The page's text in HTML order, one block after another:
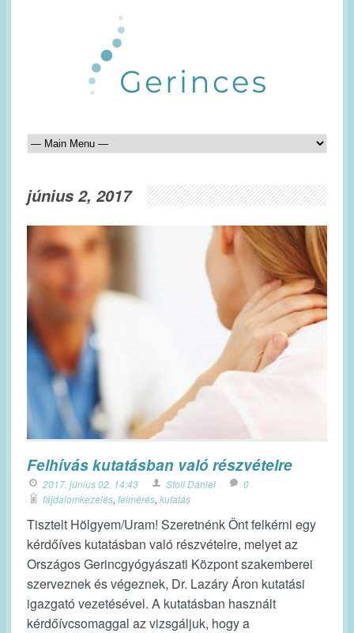
június 2, 2017
Felhívás kutatásban való részvételre
2017. június 02. 14:43 Stoll Dániel
0
fájdalomkezelés, felmérés, kutatás
Tisztelt Hölgyem/Uram! Szeretnénk Önt felkérni egy
kérdőíves kutatásban való részvételre, melyet az
Országos Gerincgyógyászati Központ szakemberei
szerveznek és végeznek, Dr. Lazáry Áron kutatási
igazgató vezetésével. A kutatásban használt
kérdőívcsomaggal az vizsgáljuk, hogy a